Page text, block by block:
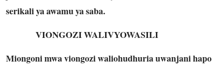
serikali ya awamu ya saba.
VIONGOZI WALIVYOWASILI
Miongoni mwa viongozi waliohudhuria uwanjani hapo